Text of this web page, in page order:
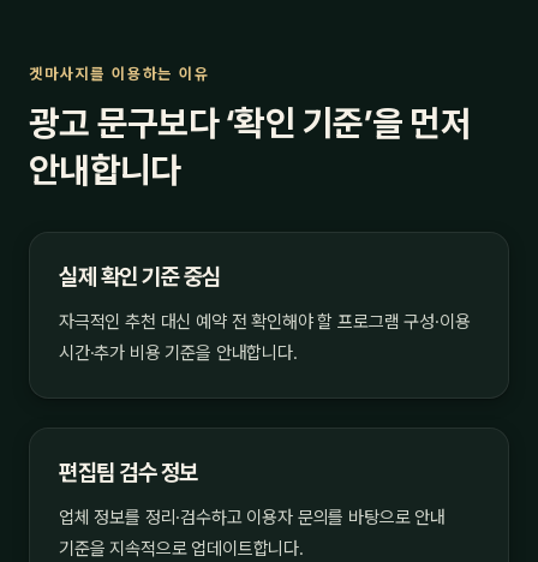
겟마사지를 이용하는 이유
광고 문구보다 ‘확인 기준’을 먼저
안내합니다
실제 확인 기준 중심
자극적인 추천 대신 예약 전 확인해야 할 프로그램 구성·이용
시간·추가 비용 기준을 안내합니다.
편집팀 검수 정보
업체 정보를 정리·검수하고 이용자 문의를 바탕으로 안내
기준을 지속적으로 업데이트합니다.